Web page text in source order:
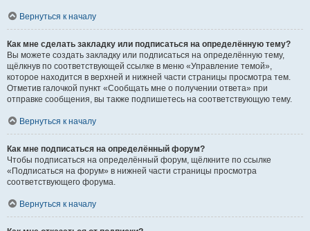
Вернуться к началу
Как мне сделать закладку или подписаться на определённую тему?
Вы можете создать закладку или подписаться на определённую тему,
щёлкнув по соответствующей ссылке в меню «Управление темой»,
которое находится в верхней и нижней части страницы просмотра тем.
Отметив галочкой пункт «Сообщать мне о получении ответа» при
отправке сообщения, вы также подпишетесь на соответствующую тему.
Вернуться к началу
Как мне подписаться на определённый форум?
Чтобы подписаться на определённый форум, щёлкните по ссылке
«Подписаться на форум» в нижней части страницы просмотра
соответствующего форума.
Вернуться к началу